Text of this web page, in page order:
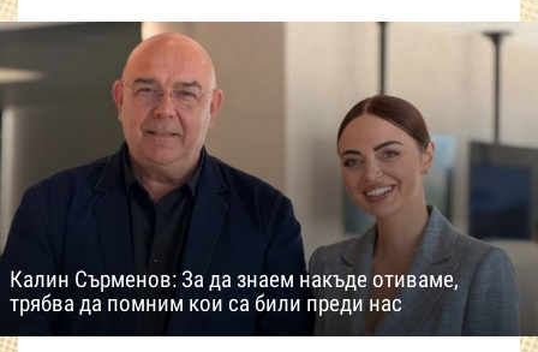
Калин Сърменов: За да знаем накъде отиваме,
трябва да помним кои са били преди нас